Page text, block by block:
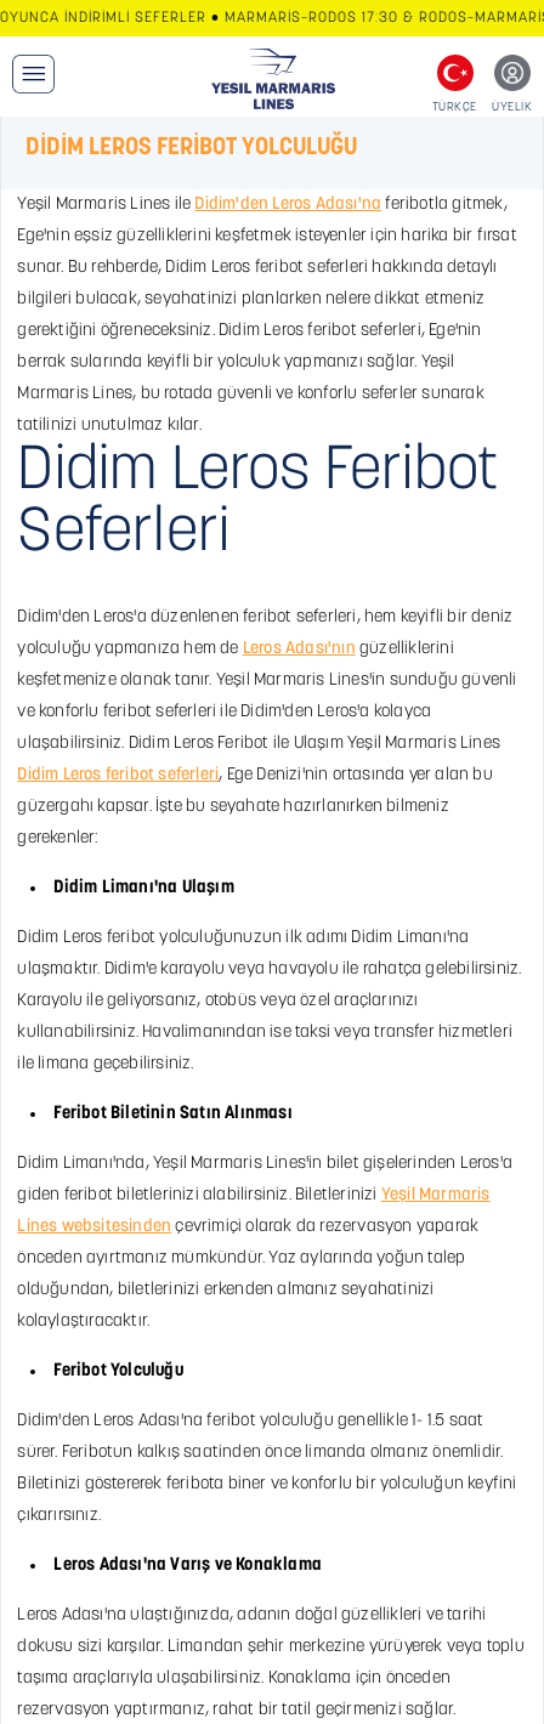
İNDİRİMLİ SEFERLER • MARMARİS–RODOS 17:30 &
TÜRKÇE ÜYELİK
DİDİM LEROS FERİBOT YOLCULUĞU
Yeşil Marmaris Lines ile Didim'den Leros Adası'na feribotla gitmek,
Ege'nin eşsiz güzelliklerini keşfetmek isteyenler için harika bir fırsat
sunar. Bu rehberde, Didim Leros feribot seferleri hakkında detaylı
bilgileri bulacak, seyahatinizi planlarken nelere dikkat etmeniz
gerektiğini öğreneceksiniz. Didim Leros feribot seferleri, Ege'nin
berrak sularında keyifli bir yolculuk yapmanızı sağlar. Yeşil
Marmaris Lines, bu rotada güvenli ve konforlu seferler sunarak
tatilinizi unutulmaz kılar.
Didim Leros Feribot
Seferleri
Didim'den Leros'a düzenlenen feribot seferleri, hem keyifli bir deniz
yolculuğu yapmanıza hem de Leros Adası'nın güzelliklerini
keşfetmenize olanak tanır. Yeşil Marmaris Lines'in sunduğu güvenli
ve konforlu feribot seferleri ile Didim'den Leros'a kolayca
ulaşabilirsiniz. Didim Leros Feribot ile UlaşımYeşil Marmaris Lines
Didim Leros feribot seferleri, Ege Denizi'nin ortasında yer alan bu
güzergahı kapsar. İşte bu seyahate hazırlanırken bilmeniz
gerekenler:
Didim Limanı'na Ulaşım
Didim Leros feribot yolculuğunuzun ilk adımı Didim Limanı'na
ulaşmaktır. Didim'e karayolu veya havayolu ile rahatça gelebilirsiniz.
Karayolu ile geliyorsanız, otobüs veya özel araçlarınızı
kullanabilirsiniz. Havalimanından ise taksi veya transfer hizmetleri
ile limana geçebilirsiniz.
Feribot Biletinin Satın Alınması
Didim Limanı'nda, Yeşil Marmaris Lines'in bilet gişelerinden Leros'a
giden feribot biletlerinizi alabilirsiniz. Biletlerinizi Yeşil Marmaris
Lines websitesinden çevrimiçi olarak da rezervasyon yaparak
önceden ayırtmanız mümkündür. Yaz aylarında yoğun talep
olduğundan, biletlerinizi erkenden almanız seyahatinizi
kolaylaştıracaktır.
Feribot Yolculuğu
Didim'den Leros Adası'na feribot yolculuğu genellikle 1- 1.5 saat
sürer. Feribotun kalkış saatinden önce limanda olmanız önemlidir.
Biletinizi göstererek feribota biner ve konforlu bir yolculuğun keyfini
çıkarırsınız.
Leros Adası'na Varış ve Konaklama
Leros Adası'na ulaştığınızda, adanın doğal güzellikleri ve tarihi
dokusu sizi karşılar. Limandan şehir merkezine yürüyerek veya toplu
taşıma araçlarıyla ulaşabilirsiniz. Konaklama için önceden
rezervasyon yaptırmanız, rahat bir tatil geçirmenizi sağlar.